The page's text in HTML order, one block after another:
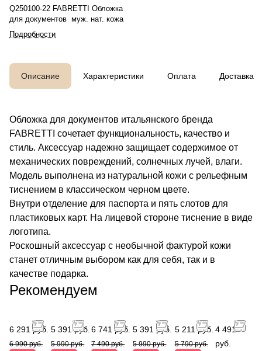
Q250100-22 FABRETTI Обложка
для документов муж. нат. кожа
Подробности
Описание Характеристики Оплата Доставка
Обложка для документов итальянского бренда
FABRETTI сочетает функциональность, качество и
стиль. Аксессуар надежно защищает содержимое от
механических повреждений, солнечных лучей, влаги.
Модель выполнена из натуральной кожи с рельефным
тиснением в классическом черном цвете.
Внутри отделение для паспорта и пять слотов для
пластиковых карт. На лицевой стороне тиснение в виде
логотипа.
Роскошный аксессуар с необычной фактурой кожи
станет отличным выбором как для себя, так и в
качестве подарка.
Рекомендуем
6 291 руб.
6 990 руб.
5 391 руб.
5 990 руб.
6 741 руб.
7 490 руб.
5 391 руб.
5 990 руб.
5 211 руб.
5 790 руб.
4 491
руб.